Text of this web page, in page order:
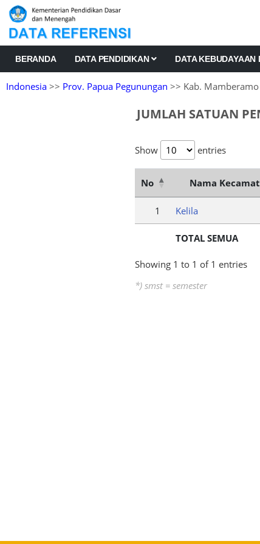
BERANDA DATA PENDIDIKAN DATA
Indonesia >> Prov. Papua Pegunungan >> Kab. Mamberamo
JUMLAH SATUAN
Show entries
No Nama
1 Kelila
TOTAL SEMUA
Showing 1 to 1 of 1 entries
*) smst = semester